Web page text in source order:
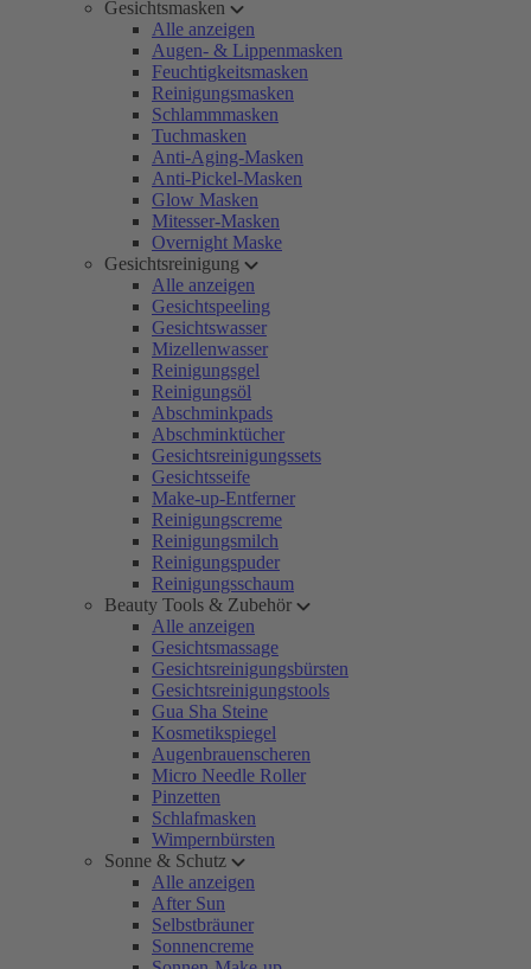
Gesichtsmasken
Alle anzeigen
Augen- & Lippenmasken
Feuchtigkeitsmasken
Reinigungsmasken
Schlammmasken
Tuchmasken
Anti-Aging-Masken
Anti-Pickel-Masken
Glow Masken
Mitesser-Masken
Overnight Maske
Gesichtsreinigung
Alle anzeigen
Gesichtspeeling
Gesichtswasser
Mizellenwasser
Reinigungsgel
Reinigungsöl
Abschminkpads
Abschminktücher
Gesichtsreinigungssets
Gesichtsseife
Make-up-Entferner
Reinigungscreme
Reinigungsmilch
Reinigungspuder
Reinigungsschaum
Beauty Tools & Zubehör
Alle anzeigen
Gesichtsmassage
Gesichtsreinigungsbürsten
Gesichtsreinigungstools
Gua Sha Steine
Kosmetikspiegel
Augenbrauenscheren
Micro Needle Roller
Pinzetten
Schlafmasken
Wimpernbürsten
Sonne & Schutz
Alle anzeigen
After Sun
Selbstbräuner
Sonnencreme